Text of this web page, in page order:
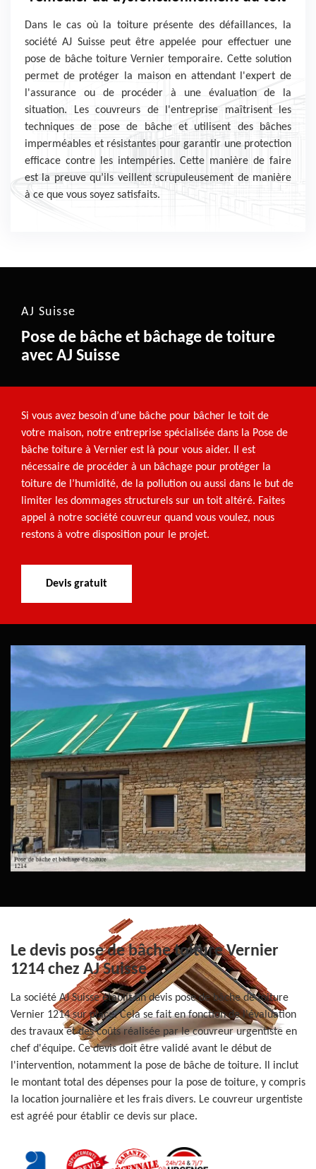
Dans le cas où la toiture présente des défaillances, la
société AJ Suisse peut être appelée pour effectuer une
pose de bâche toiture Vernier temporaire. Cette solution
permet de protéger la maison en attendant l'expert de
l'assurance ou de procéder à une évaluation de la
situation. Les couvreurs de l'entreprise maîtrisent les
techniques de pose de bâche et utilisent des bâches
imperméables et résistantes pour garantir une protection
efficace contre les intempéries. Cette manière de faire
est la preuve qu’ils veillent scrupuleusement de manière
à ce que vous soyez satisfaits.
AJ Suisse
Pose de bâche et bâchage de toiture
avec AJ Suisse
Si vous avez besoin d’une bâche pour bâcher le toit de
votre maison, notre entreprise spécialisée dans la Pose de
bâche toiture à Vernier est là pour vous aider. Il est
nécessaire de procéder à un bâchage pour protéger la
toiture de l’humidité, de la pollution ou aussi dans le but de
limiter les dommages structurels sur un toit altéré. Faites
appel à notre société couvreur quand vous voulez, nous
restons à votre disposition pour le projet.
Devis gratuit
Le devis pose de bâche toiture Vernier
1214 chez AJ Suisse
La société AJ Suisse établit un devis pose de bâche de toiture
Vernier 1214 sur place. Cela se fait en fonction de l'évaluation
des travaux et des coûts réalisée par le couvreur urgentiste en
chef d'équipe. Ce devis doit être validé avant le début de
l'intervention, notamment la pose de bâche de toiture. Il inclut
le montant total des dépenses pour la pose de toiture, y compris
la location journalière et les frais divers. Le couvreur urgentiste
est agréé pour établir ce devis sur place.